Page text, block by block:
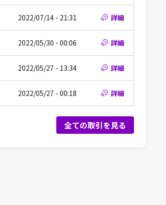
2022/07/14 - 21:31 詳細
2022/05/30 - 00:06 詳細
2022/05/27 - 13:34 詳細
2022/05/27 - 00:18 詳細
全ての取引を見る